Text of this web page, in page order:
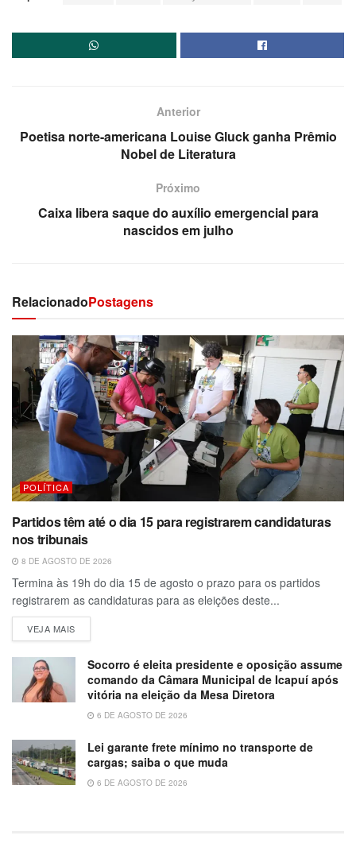
Anterior
Poetisa norte-americana Louise Gluck ganha Prêmio
Nobel de Literatura
Próximo
Caixa libera saque do auxílio emergencial para
nascidos em julho
RelacionadoPostagens
POLÍTICA
Partidos têm até o dia 15 para registrarem candidaturas
nos tribunais
8 DE AGOSTO DE 2026
Termina às 19h do dia 15 de agosto o prazo para os partidos
registrarem as candidaturas para as eleições deste...
VEJA MAIS
Socorro é eleita presidente e oposição assume
comando da Câmara Municipal de Icapuí após
vitória na eleição da Mesa Diretora
6 DE AGOSTO DE 2026
Lei garante frete mínimo no transporte de
cargas; saiba o que muda
6 DE AGOSTO DE 2026